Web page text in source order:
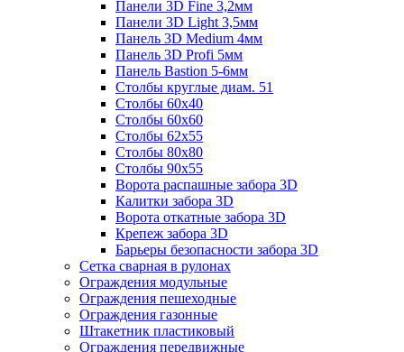
Панели 3D Fine 3,2мм
Панели 3D Light 3,5мм
Панель 3D Medium 4мм
Панель 3D Profi 5мм
Панель Bastion 5-6мм
Столбы круглые диам. 51
Столбы 60х40
Столбы 60х60
Столбы 62х55
Столбы 80х80
Столбы 90х55
Ворота распашные забора 3D
Калитки забора 3D
Ворота откатные забора 3D
Крепеж забора 3D
Барьеры безопасности забора 3D
Сетка сварная в рулонах
Ограждения модульные
Ограждения пешеходные
Ограждения газонные
Штакетник пластиковый
Ограждения передвижные